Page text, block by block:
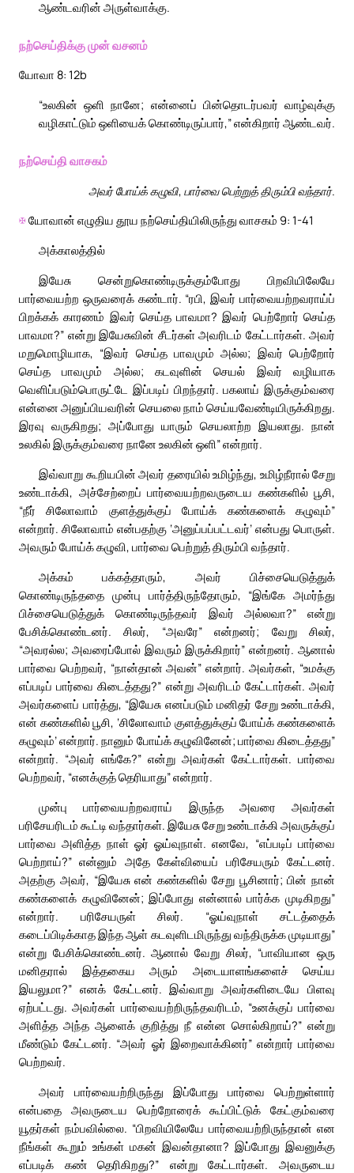
ஆண்டவரின் அருள்வாக்கு.
நற்செய்திக்கு முன் வசனம்
யோவா 8: 12b
“உலகின் ஒளி நானே; என்னைப் பின்தொடர்பவர் வாழ்வுக்கு
வழிகாட்டும் ஒளியைக் கொண்டிருப்பார்,” என்கிறார் ஆண்டவர்.
நற்செய்தி வாசகம்
அவர் போய்க் கழுவி, பார்வை பெற்றுத் திரும்பி வந்தார்.
✠ யோவான் எழுதிய தூய நற்செய்தியிலிருந்து வாசகம் 9: 1-41
அக்காலத்தில்
இயேசு சென்றுகொண்டிருக்கும்போது பிறவியிலேயே
பார்வையற்ற ஒருவரைக் கண்டார். “ரபி, இவர் பார்வையற்றவராய்ப்
பிறக்கக் காரணம் இவர் செய்த பாவமா? இவர் பெற்றோர் செய்த
பாவமா?” என்று இயேசுவின் சீடர்கள் அவரிடம் கேட்டார்கள். அவர்
மறுமொழியாக, “இவர் செய்த பாவமும் அல்ல; இவர் பெற்றோர்
செய்த பாவமும் அல்ல; கடவுளின் செயல் இவர் வழியாக
வெளிப்படும்பொருட்டே இப்படிப் பிறந்தார். பகலாய் இருக்கும்வரை
என்னை அனுப்பியவரின் செயலை நாம் செய்யவேண்டியிருக்கிறது.
இரவு வருகிறது; அப்போது யாரும் செயலாற்ற இயலாது. நான்
உலகில் இருக்கும்வரை நானே உலகின் ஒளி” என்றார்.
இவ்வாறு கூறியபின் அவர் தரையில் உமிழ்ந்து, உமிழ்நீரால் சேறு
உண்டாக்கி, அச்சேற்றைப் பார்வையற்றவருடைய கண்களில் பூசி,
“நீர் சிலோவாம் குளத்துக்குப் போய்க் கண்களைக் கழுவும்”
என்றார். சிலோவாம் என்பதற்கு ‘அனுப்பப்பட்டவர்’ என்பது பொருள்.
அவரும் போய்க் கழுவி, பார்வை பெற்றுத் திரும்பி வந்தார்.
அக்கம் பக்கத்தாரும், அவர் பிச்சையெடுத்துக்
கொண்டிருந்ததை முன்பு பார்த்திருந்தோரும், “இங்கே அமர்ந்து
பிச்சையெடுத்துக் கொண்டிருந்தவர் இவர் அல்லவா?” என்று
பேசிக்கொண்டனர். சிலர், “அவரே” என்றனர்; வேறு சிலர்,
“அவரல்ல; அவரைப்போல் இவரும் இருக்கிறார்” என்றனர். ஆனால்
பார்வை பெற்றவர், “நான்தான் அவன்” என்றார். அவர்கள், “உமக்கு
எப்படிப் பார்வை கிடைத்தது?” என்று அவரிடம் கேட்டார்கள். அவர்
அவர்களைப் பார்த்து, “இயேசு எனப்படும் மனிதர் சேறு உண்டாக்கி,
என் கண்களில் பூசி, ‘சிலோவாம் குளத்துக்குப் போய்க் கண்களைக்
கழுவும்’ என்றார். நானும் போய்க் கழுவினேன்; பார்வை கிடைத்தது”
என்றார். “அவர் எங்கே?” என்று அவர்கள் கேட்டார்கள். பார்வை
பெற்றவர், “எனக்குத் தெரியாது” என்றார்.
முன்பு பார்வையற்றவராய் இருந்த அவரை அவர்கள்
பரிசேயரிடம் கூட்டி வந்தார்கள். இயேசு சேறு உண்டாக்கி அவருக்குப்
பார்வை அளித்த நாள் ஓர் ஓய்வுநாள். எனவே, “எப்படிப் பார்வை
பெற்றாய்?” என்னும் அதே கேள்வியைப் பரிசேயரும் கேட்டனர்.
அதற்கு அவர், “இயேசு என் கண்களில் சேறு பூசினார்; பின் நான்
கண்களைக் கழுவினேன்; இப்போது என்னால் பார்க்க முடிகிறது”
என்றார். பரிசேயருள் சிலர். “ஓய்வுநாள் சட்டத்தைக்
கடைப்பிடிக்காத இந்த ஆள் கடவுளிடமிருந்து வந்திருக்க முடியாது”
என்று பேசிக்கொண்டனர். ஆனால் வேறு சிலர், “பாவியான ஒரு
மனிதரால் இத்தகைய அரும் அடையாளங்களைச் செய்ய
இயலுமா?” எனக் கேட்டனர். இவ்வாறு அவர்களிடையே பிளவு
ஏற்பட்டது. அவர்கள் பார்வையற்றிருந்தவரிடம், “உனக்குப் பார்வை
அளித்த அந்த ஆளைக் குறித்து நீ என்ன சொல்கிறாய்?” என்று
மீண்டும் கேட்டனர். “அவர் ஓர் இறைவாக்கினர்” என்றார் பார்வை
பெற்றவர்.
அவர் பார்வையற்றிருந்து இப்போது பார்வை பெற்றுள்ளார்
என்பதை அவருடைய பெற்றோரைக் கூப்பிட்டுக் கேட்கும்வரை
யூதர்கள் நம்பவில்லை. “பிறவியிலேயே பார்வையற்றிருந்தான் என
நீங்கள் கூறும் உங்கள் மகன் இவன்தானா? இப்போது இவனுக்கு
எப்படிக் கண் தெரிகிறது?” என்று கேட்டார்கள். அவருடைய